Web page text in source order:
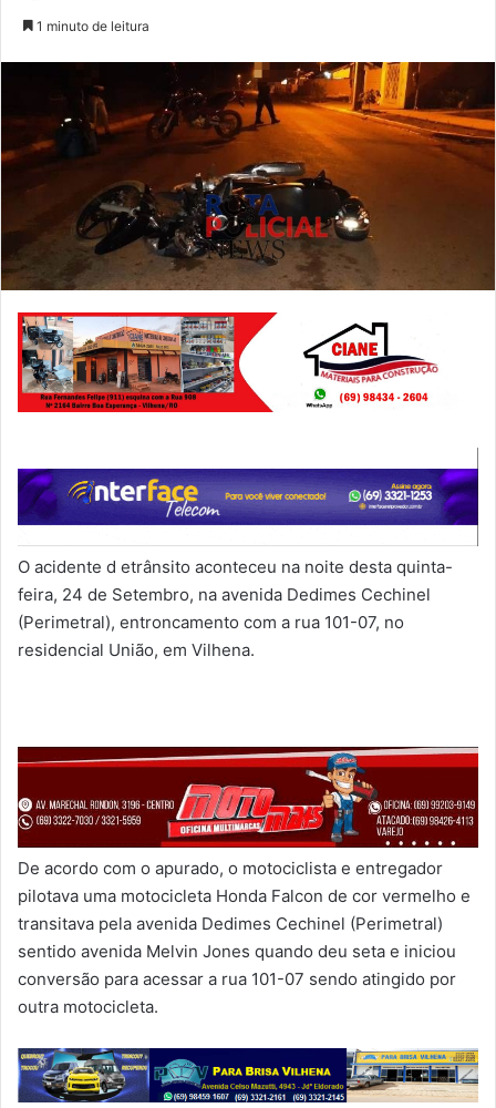
1 minuto de leitura
O acidente d etrânsito aconteceu na noite desta quinta-
feira, 24 de Setembro, na avenida Dedimes Cechinel
(Perimetral), entroncamento com a rua 101-07, no
residencial União, em Vilhena.
De acordo com o apurado, o motociclista e entregador
pilotava uma motocicleta Honda Falcon de cor vermelho e
transitava pela avenida Dedimes Cechinel (Perimetral)
sentido avenida Melvin Jones quando deu seta e iniciou
conversão para acessar a rua 101-07 sendo atingido por
outra motocicleta.